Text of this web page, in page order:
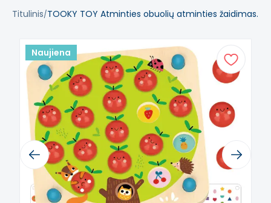
Titulinis TOOKY TOY Atminties obuolių atminties žaidimas.
Naujiena
Previous Next